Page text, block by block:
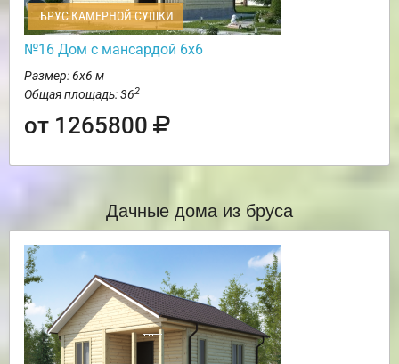
БРУС КАМЕРНОЙ СУШКИ
№16 Дом с мансардой 6х6
Размер: 6х6 м
Общая площадь: 362
от 1265800
Дачные дома из бруса